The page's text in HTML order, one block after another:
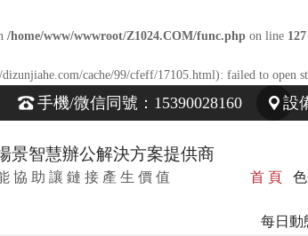
/home/www/wwwroot/Z1024.COM/func.php on line 127
cache/99/cfeff/17105.html): failed to open
手機/微信同號：15390028160 設
景智慧辦公解決方案提供商
協 助 讓 鏈 接 產 生 價 值 首 頁
每日動